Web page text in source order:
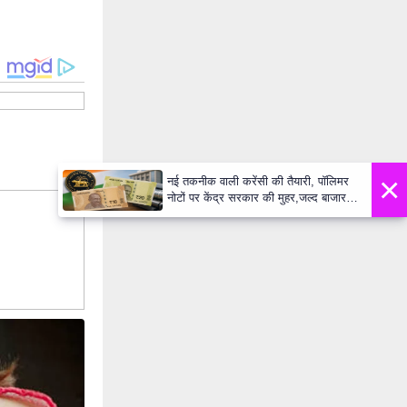
×
नई तकनीक वाली करेंसी की तैयारी, पॉलिमर
नोटों पर केंद्र सरकार की मुहर,जल्द बाजार में
दिखेंगे प्लास्टिक के ₹10 और ₹20 के नोट -